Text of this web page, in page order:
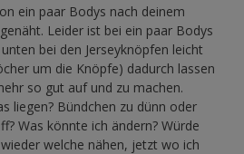
ein paar Bodys nach deinem
Leider ist bei ein paar Bodys
bei den Jerseyknöpfen leicht
um die Knöpfe) dadurch lassen
so gut auf und zu machen.
liegen? Bündchen zu dünn oder
Was könnte ich ändern? Würde
welche nähen, jetzt wo ich